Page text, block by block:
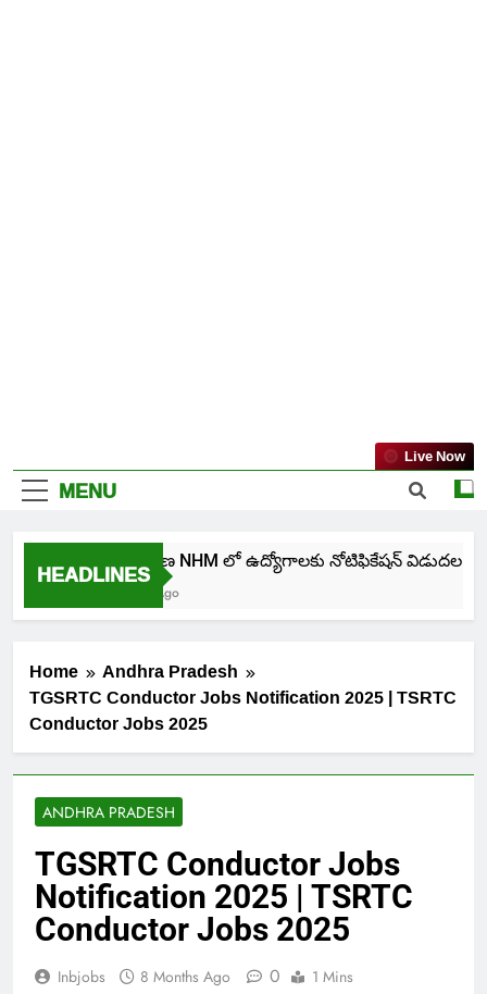
MENU
Live Now
HEADLINESతెలంగాణ NHM లో ఉద్యోగాలకు నోటిఫికేషన్ విడుదల
Home
Andhra Pradesh
TGSRTC Conductor Jobs Notification 2025 | TSRTC
Conductor Jobs 2025
ANDHRA PRADESH
TGSRTC Conductor Jobs
Notification 2025 | TSRTC
Conductor Jobs 2025
Inbjobs 8 Months Ago 0 1 Mins